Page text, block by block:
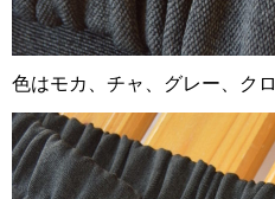
色はモカ、チャ、グレー、クロ